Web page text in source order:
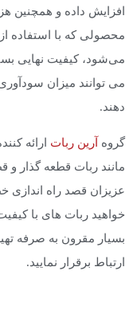
افزایش داده و همچنین
محصولی که با استفاده
می‌شود، کیفیت نهایی
دهند.
گروه آرین ربات ارائه
مانند ربات قطعه گذار و
عزیزان قصد راه اندازی
خواهید ربات های با
بسیار مقرون به صرفه
ارتباط برقرار نمایید.